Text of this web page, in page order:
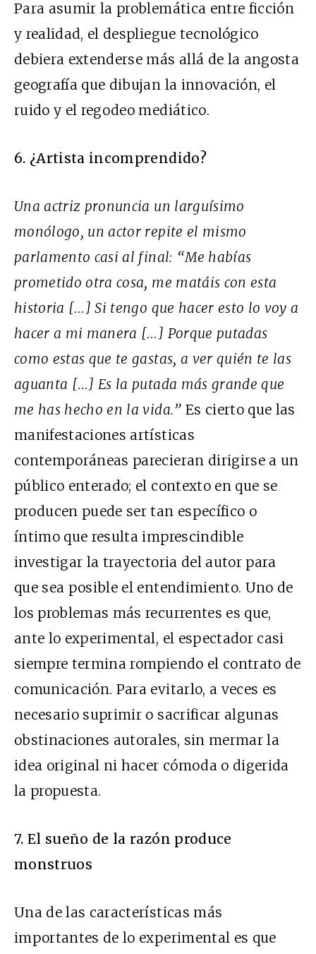
Para asumir la problemática entre ficción
y realidad, el despliegue tecnológico
debiera extenderse más allá de la angosta
geografía que dibujan la innovación, el
ruido y el regodeo mediático.
6. ¿Artista incomprendido?
Una actriz pronuncia un larguísimo
monólogo, un actor repite el mismo
parlamento casi al final: “Me habías
prometido otra cosa, me matáis con esta
historia […] Si tengo que hacer esto lo voy a
hacer a mi manera […] Porque putadas
como estas que te gastas, a ver quién te las
aguanta […] Es la putada más grande que
me has hecho en la vida.” Es cierto que las
manifestaciones artísticas
contemporáneas parecieran dirigirse a un
público enterado; el contexto en que se
producen puede ser tan específico o
íntimo que resulta imprescindible
investigar la trayectoria del autor para
que sea posible el entendimiento. Uno de
los problemas más recurrentes es que,
ante lo experimental, el espectador casi
siempre termina rompiendo el contrato de
comunicación. Para evitarlo, a veces es
necesario suprimir o sacrificar algunas
obstinaciones autorales, sin mermar la
idea original ni hacer cómoda o digerida
la propuesta.
7. El sueño de la razón produce
monstruos
Una de las características más
importantes de lo experimental es que